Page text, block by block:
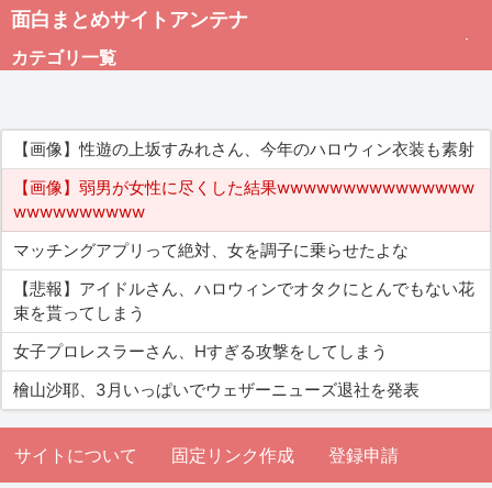
面白まとめサイトアンテナ
カテゴリ一覧
総合
アダルト
【画像】性遊の上坂すみれさん、今年のハロウィン衣装も素射
【画像】弱男が女性に尽くした結果wwwwwwwwwwwwwww
wwwwwwwwww
マッチングアプリって絶対、女を調子に乗らせたよな
【悲報】アイドルさん、ハロウィンでオタクにとんでもない花
束を貰ってしまう
女子プロレスラーさん、Hすぎる攻撃をしてしまう
檜山沙耶、3月いっぱいでウェザーニューズ退社を発表
サイトについて 固定リンク作成 登録申請